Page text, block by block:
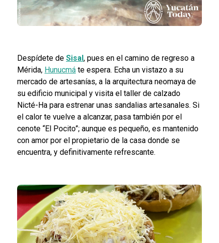
Despídete de Sisal, pues en el camino de regreso a
Mérida, Hunucmá te espera. Echa un vistazo a su
mercado de artesanías, a la arquitectura neomaya de
su edificio municipal y visita el taller de calzado
Nicté-Ha para estrenar unas sandalias artesanales. Si
el calor te vuelve a alcanzar, pasa también por el
cenote “El Pocito”; aunque es pequeño, es mantenido
con amor por el propietario de la casa donde se
encuentra, y definitivamente refrescante.